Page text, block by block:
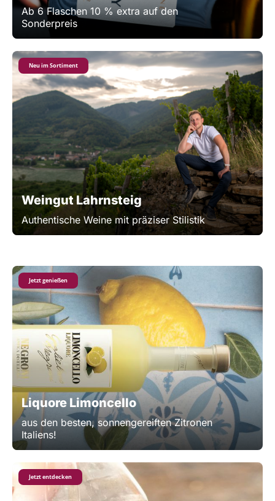
Ab 6 Flaschen 10 % extra auf den
Sonderpreis
Weingut Lahrnsteig
Authentische Weine mit präziser Stilistik
Neu im Sortiment
Liquore Limoncello
aus den besten, sonnengereiften Zitronen
Italiens!
Jetzt genießen
Jetzt entdecken